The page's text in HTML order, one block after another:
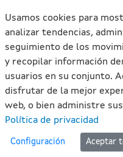
Xunta de Galicia.
internet por la Xunta de
Atención a la ciudadanía
Accesibilidad
Usamos cookies para
analizar tendencias,
seguimiento de los
y recopilar información
usuarios en su conjunto.
disfrutar de la mejor
web, o bien administre
Política de privacidad
Configuración Aceptar